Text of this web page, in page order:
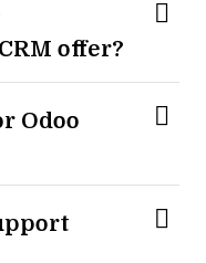
offer?
Odoo